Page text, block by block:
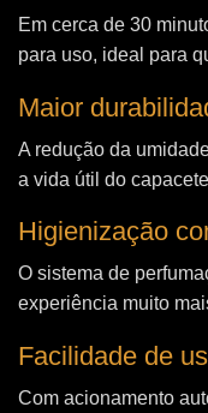
Em cerca de 30
para uso, ideal para
Maior
A redução da
a vida útil do
Higienização
O sistema de
experiência muito
Facilidade de
Com acionamento